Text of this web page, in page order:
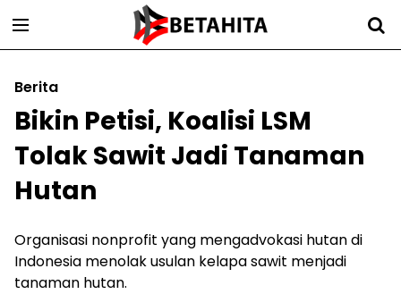
Berita
Bikin Petisi, Koalisi LSM
Tolak Sawit Jadi Tanaman
Hutan
Organisasi nonprofit yang mengadvokasi hutan di
Indonesia menolak usulan kelapa sawit menjadi
tanaman hutan.